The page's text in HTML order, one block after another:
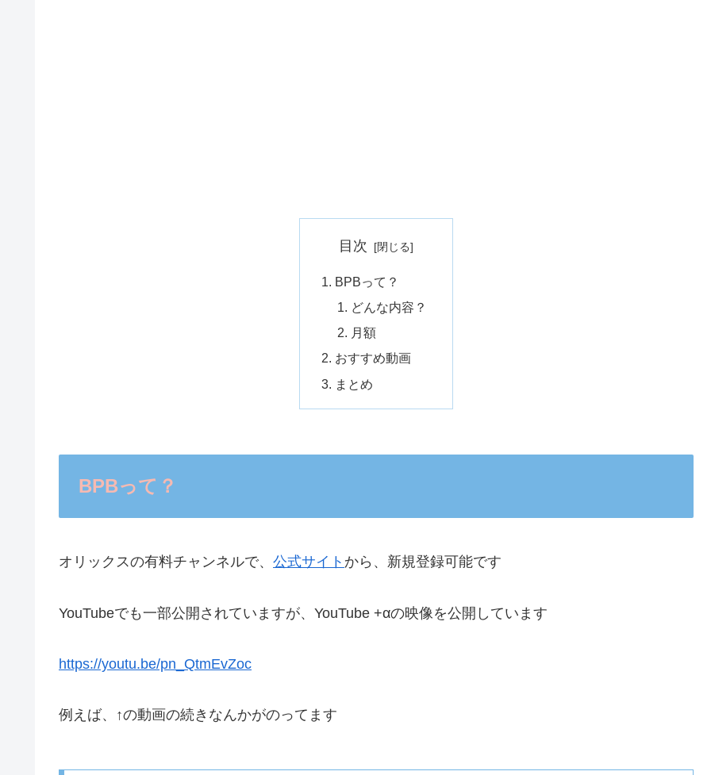
目次
BPBって？
どんな内容？
月額
おすすめ動画
まとめ
BPBって？
オリックスの有料チャンネルで、 公式サイト から、新規登録可能です
YouTubeでも一部公開されていますが、YouTube +αの映像を公開しています
https://youtu.be/pn_QtmEvZoc
例えば、↑の動画の続きなんかがのってます